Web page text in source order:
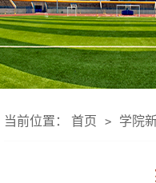
当前位置： 首页 > 学院